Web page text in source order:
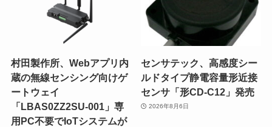
村田製作所、Webアプリ内
蔵の無線センシング向けゲ
ートウェイ
「LBAS0ZZ2SU-001」専
用PC不要でIoTシステムが
センサテック、高感度シー
ルドタイプ静電容量形近接
センサ「形CD-C12」発売
2026年8月6日